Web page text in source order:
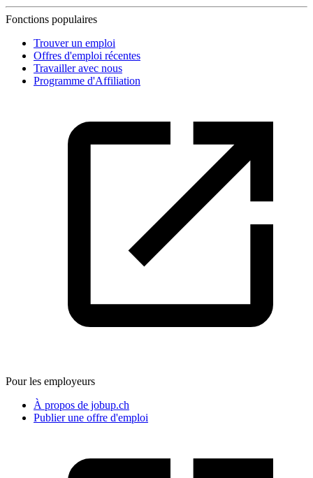
Fonctions populaires
Trouver un emploi
Offres d'emploi récentes
Travailler avec nous
Programme d'Affiliation
Pour les employeurs
À propos de jobup.ch
Publier une offre d'emploi